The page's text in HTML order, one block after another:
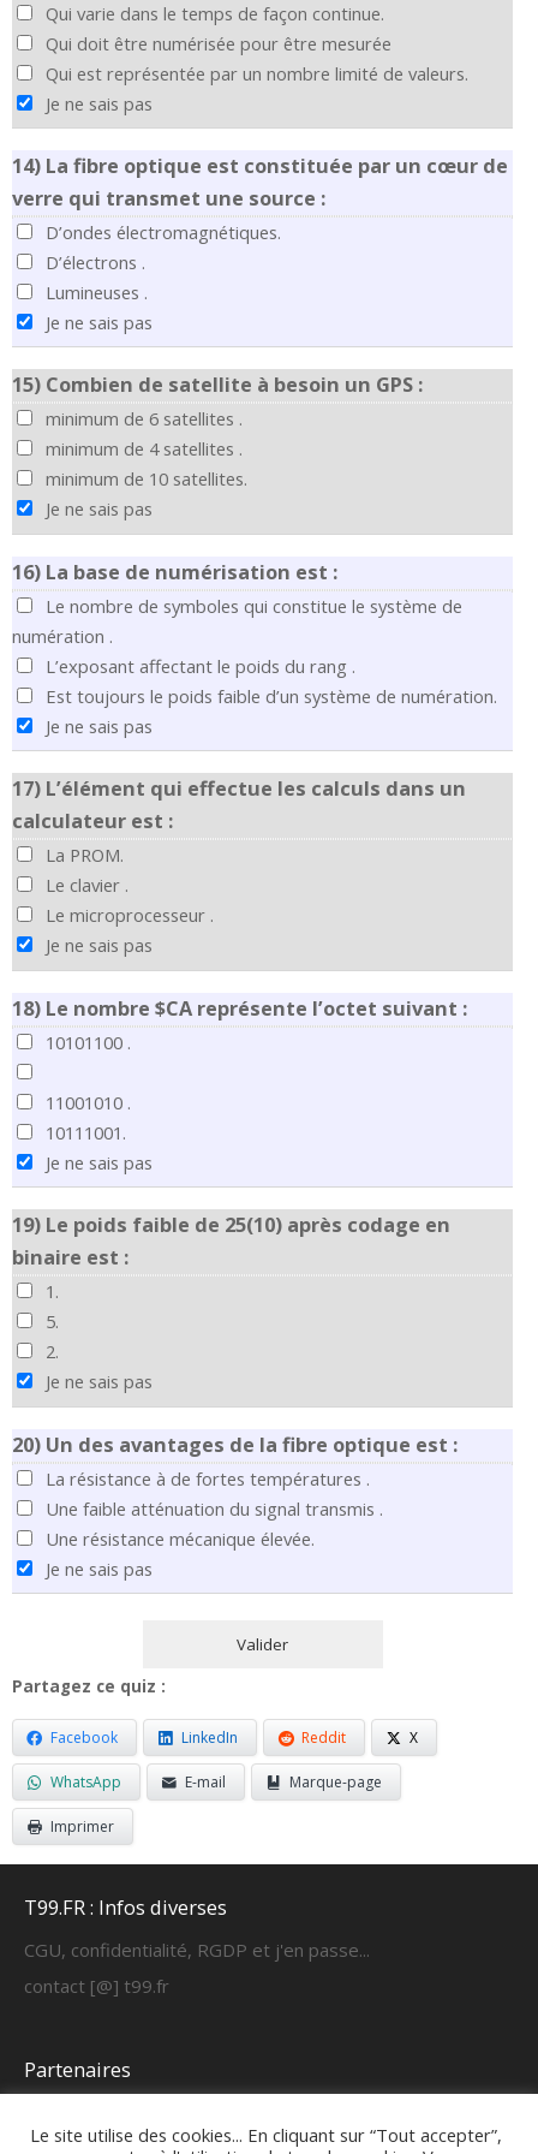
Qui varie dans le temps de façon continue.
Qui doit être numérisée pour être mesurée
Qui est représentée par un nombre limité de valeurs.
Je ne sais pas
14) La fibre optique est constituée par un cœur de
verre qui transmet une source :
D’ondes électromagnétiques.
D’électrons .
Lumineuses .
Je ne sais pas
15) Combien de satellite à besoin un GPS :
minimum de 6 satellites .
minimum de 4 satellites .
minimum de 10 satellites.
Je ne sais pas
16) La base de numérisation est :
Le nombre de symboles qui constitue le système de
numération .
L’exposant affectant le poids du rang .
Est toujours le poids faible d’un système de numération.
Je ne sais pas
17) L’élément qui effectue les calculs dans un
calculateur est :
La PROM.
Le clavier .
Le microprocesseur .
Je ne sais pas
18) Le nombre $CA représente l’octet suivant :
10101100 .
11001010 .
10111001.
Je ne sais pas
19) Le poids faible de 25(10) après codage en
binaire est :
1.
5.
2.
Je ne sais pas
20) Un des avantages de la fibre optique est :
La résistance à de fortes températures .
Une faible atténuation du signal transmis .
Une résistance mécanique élevée.
Je ne sais pas
Partagez ce quiz :
Facebook LinkedIn Reddit X
WhatsApp E-mail Marque-page
Imprimer
T99.FR : Infos diverses
CGU, confidentialité, RGDP et j'en passe...
contact [@] t99.fr
Partenaires
Le site utilise des cookies... En cliquant sur “Tout accepter”,